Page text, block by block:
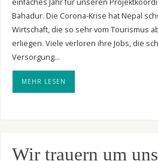
einfaches Jahr für unseren
Bahadur. Die Corona-Krise hat Nepal
Wirtschaft, die so sehr vom Tourismus
erliegen. Viele verloren ihre Jobs, die
Versorgung…
MEHR LESEN
Wir trauern um